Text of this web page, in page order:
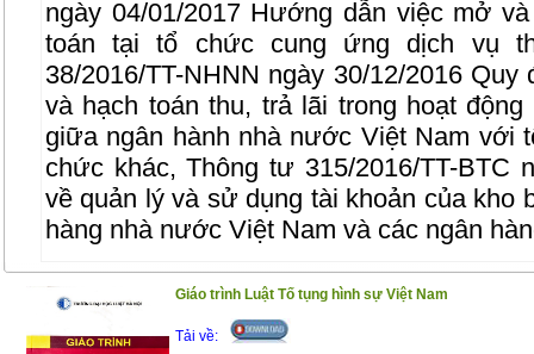
ngày 04/01/2017 Hướng dẫn việc mở
toán tại tổ chức cung ứng dịch vụ
38/2016/TT-NHNN ngày 30/12/2016
và hạch toán thu, trả lãi trong hoạt
giữa ngân hành nhà nước Việt Nam với
chức khác, Thông tư 315/2016/TT-BTC
về quản lý và sử dụng tài khoản của kho
hàng nhà nước Việt Nam và các ngân
Nội dung của cuốn sách bao gồm những
Phần I ; Luật ngân hàng, Luật các tổ
Giáo trình Luật Tố tụng hình sự Việt Nam
Tải về: